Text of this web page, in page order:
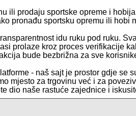
ili prodaju sportske opreme i
pronađu sportsku opremu ili hobi
idu ruku pod ruku.
prolaze kroz proces verifikacije
bude bezbrižna za sve
- naš sajt je prostor gdje se
mjesto za trgovinu već i za
dio naše rastuće zajednice i